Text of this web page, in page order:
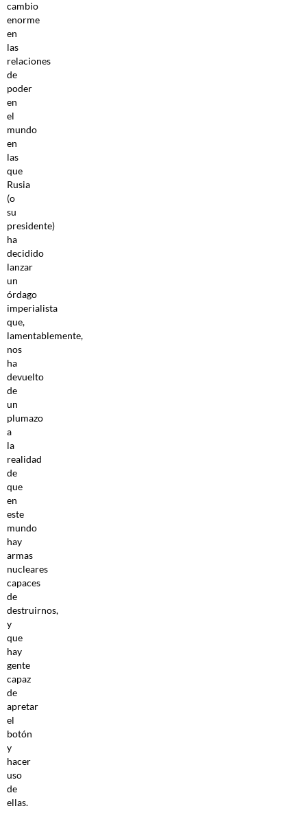
cambio
enorme
en
las
relaciones
de
poder
en
el
mundo
en
las
que
Rusia
(o
su
presidente)
ha
decidido
lanzar
un
órdago
imperialista
que,
lamentablemente,
nos
ha
devuelto
de
un
plumazo
a
la
realidad
de
que
en
este
mundo
hay
armas
nucleares
capaces
de
destruirnos,
y
que
hay
gente
capaz
de
apretar
el
botón
y
hacer
uso
de
ellas.